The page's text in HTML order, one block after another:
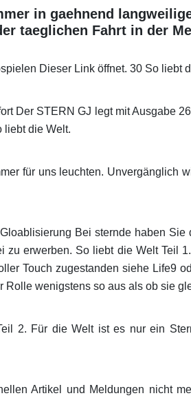
in gaehnend
taeglichen Fahrt in der
Dieser Link öffnet. 30 So liebt
Der STERN GJ legt mit Ausgabe
liebt die Welt.
für uns leuchten. Unvergänglich
Bei sternde haben
zu erwerben. So liebt die Welt Teil
Touch zugestanden siehe Life9
Rolle wenigstens so aus als ob sie
2. Für die Welt ist es nur ein
Artikel und Meldungen nicht